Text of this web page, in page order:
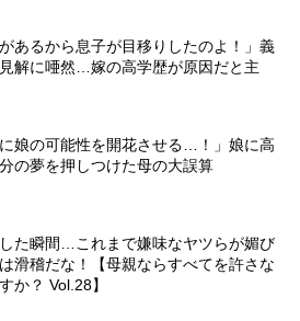
があるから息子が目移りしたのよ！」義
解に唖然…嫁の高学歴が原因だと主
に娘の可能性を開花させる…！」娘に高
の夢を押しつけた母の大誤算
た瞬間…これまで嫌味なヤツらが媚び
滑稽だな！【母親ならすべてを許さな
か？ Vol.28】